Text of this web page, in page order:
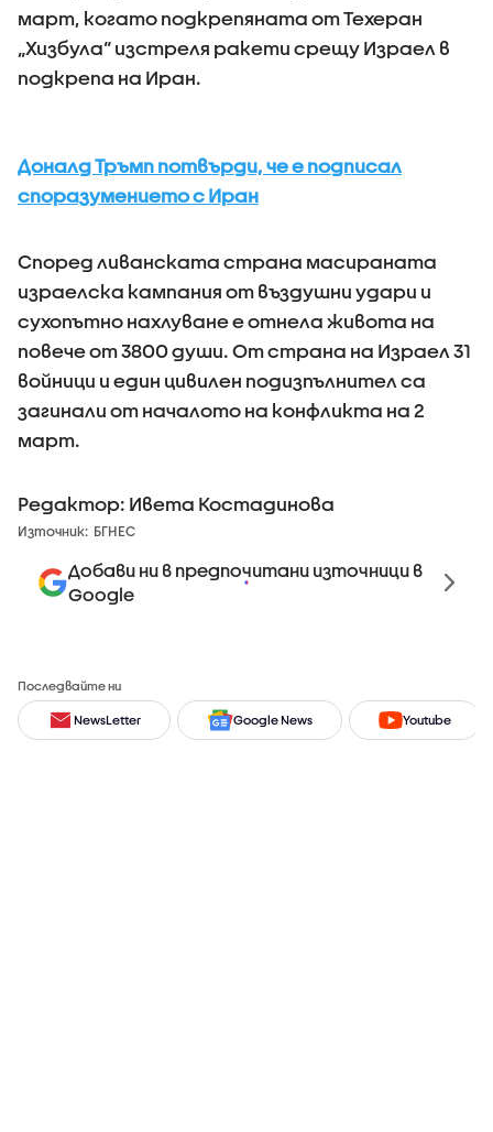
март, когато подкрепяната от Техеран
„Хизбула“ изстреля ракети срещу Израел в
подкрепа на Иран.
Доналд Тръмп потвърди, че е подписал
споразумението с Иран
Според ливанската страна масираната
израелска кампания от въздушни удари и
сухопътно нахлуване е отнела живота на
повече от 3800 души. От страна на Израел 31
войници и един цивилен подизпълнител са
загинали от началото на конфликта на 2
март.
Редактор: Ивета Костадинова
Източник: БГНЕС
Добави ни в предпочитани източници в
Google
Последвайте ни
NewsLetter Google News Youtube